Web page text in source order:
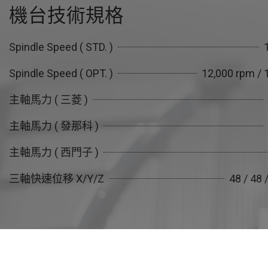
機台技術規格
Spindle Speed ( STD. )
Spindle Speed ( OPT. ) 12,000 rpm /
主軸馬力 ( 三菱 )
主軸馬力 ( 發那科 )
主軸馬力 ( 西門子 )
三軸快速位移 X/Y/Z 48 / 48